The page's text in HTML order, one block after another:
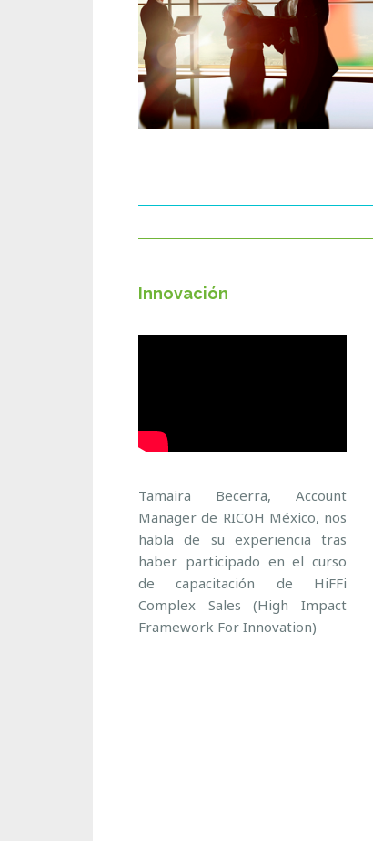
Innovación
Tamaira Becerra, Account
Manager de RICOH México, nos
habla de su experiencia tras
haber participado en el curso
de capacitación de HiFFi
Complex Sales (High Impact
Framework For Innovation)